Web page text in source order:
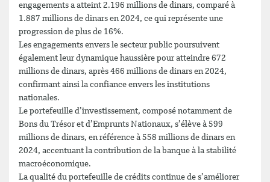
engagements a atteint 2.196 millions de dinars, comparé à
1.887 millions de dinars en 2024, ce qui représente une
progression de plus de 16%.
Les engagements envers le secteur public poursuivent
également leur dynamique haussière pour atteindre 672
millions de dinars, après 466 millions de dinars en 2024,
confirmant ainsi la confiance envers les institutions
nationales.
Le portefeuille d’investissement, composé notamment de
Bons du Trésor et d’Emprunts Nationaux, s’élève à 599
millions de dinars, en référence à 558 millions de dinars en
2024, accentuant la contribution de la banque à la stabilité
macroéconomique.
La qualité du portefeuille de crédits continue de s’améliorer